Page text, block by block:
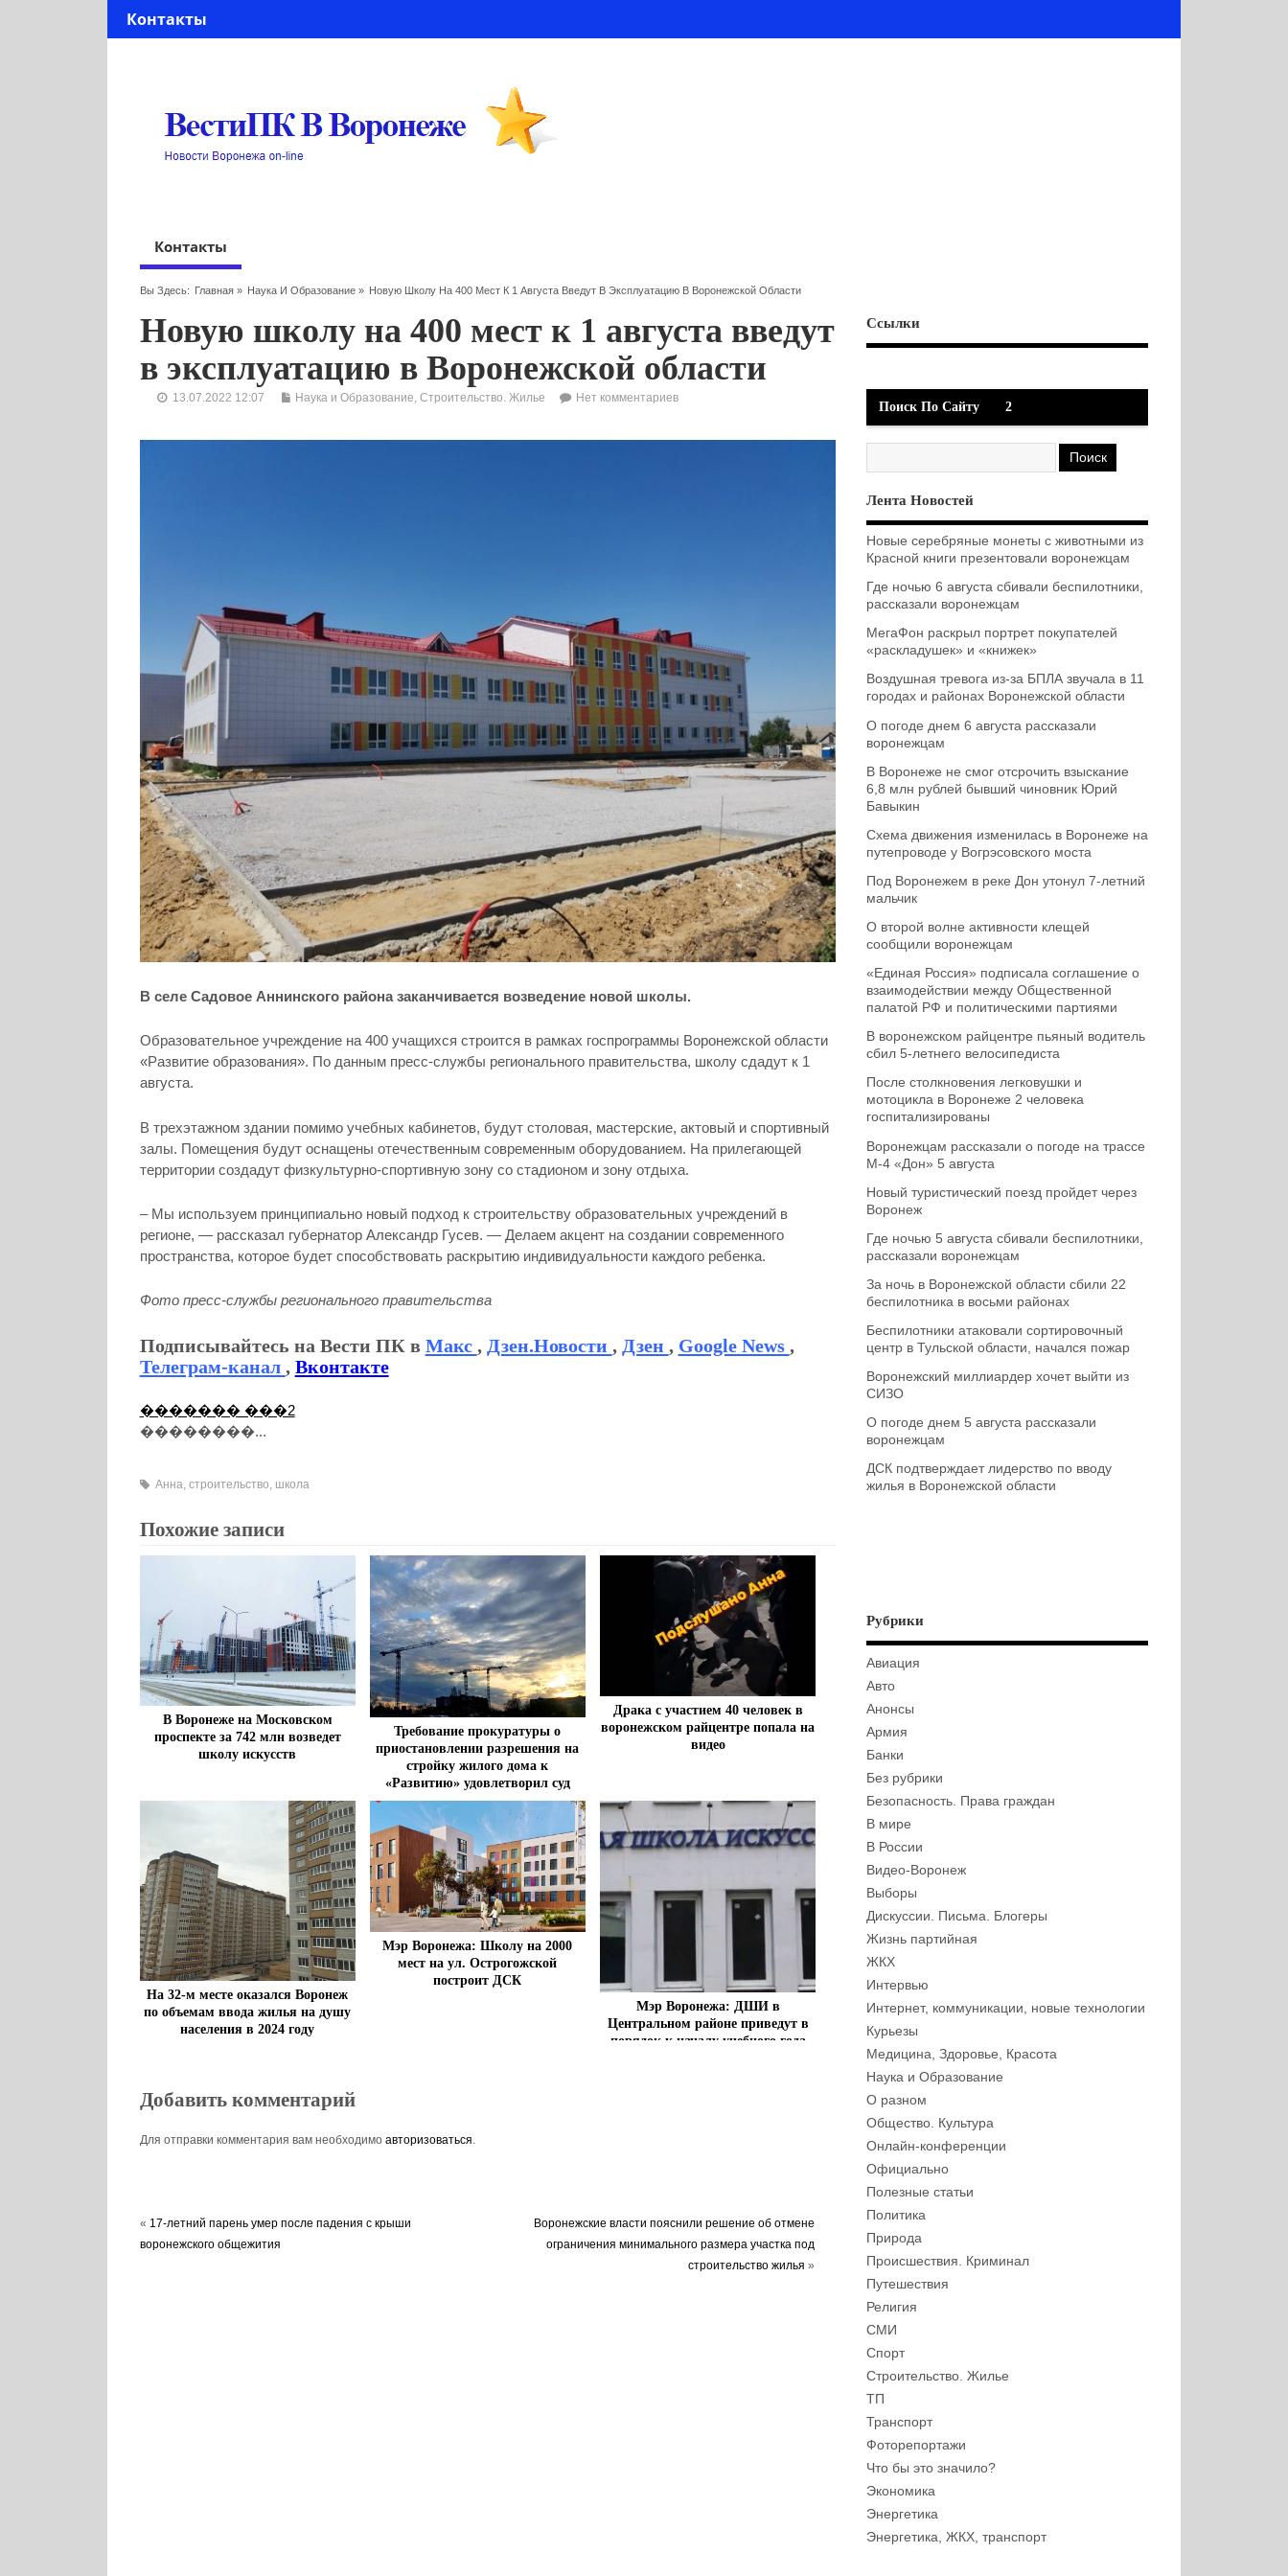
Контакты
Контакты
Вы Здесь: Главная» Наука И Образование » Новую Школу На 400 Мест К 1 Августа Введут В Эксплуатацию В Воронежской Области
Новую школу на 400 мест к 1 августа введут
в эксплуатацию в Воронежской области
13.07.2022 12:07 Наука и Образование, Строительство. Жилье Нет комментариев
В селе Садовое Аннинского района заканчивается возведение новой школы.
Образовательное учреждение на 400 учащихся строится в рамках госпрограммы Воронежской области
«Развитие образования». По данным пресс-службы регионального правительства, школу сдадут к 1
августа.
В трехэтажном здании помимо учебных кабинетов, будут столовая, мастерские, актовый и спортивный
залы. Помещения будут оснащены отечественным современным оборудованием. На прилегающей
территории создадут физкультурно-спортивную зону со стадионом и зону отдыха.
– Мы используем принципиально новый подход к строительству образовательных учреждений в
регионе, — рассказал губернатор Александр Гусев. — Делаем акцент на создании современного
пространства, которое будет способствовать раскрытию индивидуальности каждого ребенка.
Фото пресс-службы регионального правительства
Подписывайтесь на Вести ПК в Макс , Дзен.Новости , Дзен , Google News ,
Телеграм-канал , Вконтакте
������� ���2
��������...
Анна, строительство, школа
Похожие записи
В Воронеже на Московском
проспекте за 742 млн возведет
школу искусств
Требование прокуратуры о
приостановлении разрешения на
стройку жилого дома к
«Развитию» удовлетворил суд
Драка с участием 40 человек в
воронежском райцентре попала на
видео
На 32-м месте оказался Воронеж
по объемам ввода жилья на душу
населения в 2024 году
Мэр Воронежа: Школу на 2000
мест на ул. Острогожской
построит ДСК
Мэр Воронежа: ДШИ в
Центральном районе приведут в
порядок к началу учебного года
Добавить комментарий
Для отправки комментария вам необходимо авторизоваться
« 17-летний парень умер после падения с крыши
воронежского общежития
Воронежские власти пояснили решение об отмене
ограничения минимального размера участка под
строительство жилья »
Ссылки
Поиск По Сайту 2
Лента Новостей
Новые серебряные монеты с животными из
Красной книги презентовали воронежцам
Где ночью 6 августа сбивали беспилотники,
рассказали воронежцам
МегаФон раскрыл портрет покупателей
«раскладушек» и «книжек»
Воздушная тревога из-за БПЛА звучала в 11
городах и районах Воронежской области
О погоде днем 6 августа рассказали
воронежцам
В Воронеже не смог отсрочить взыскание
6,8 млн рублей бывший чиновник Юрий
Бавыкин
Схема движения изменилась в Воронеже на
путепроводе у Вогрэсовского моста
Под Воронежем в реке Дон утонул 7-летний
мальчик
О второй волне активности клещей
сообщили воронежцам
«Единая Россия» подписала соглашение о
взаимодействии между Общественной
палатой РФ и политическими партиями
В воронежском райцентре пьяный водитель
сбил 5-летнего велосипедиста
После столкновения легковушки и
мотоцикла в Воронеже 2 человека
госпитализированы
Воронежцам рассказали о погоде на трассе
М-4 «Дон» 5 августа
Новый туристический поезд пройдет через
Воронеж
Где ночью 5 августа сбивали беспилотники,
рассказали воронежцам
За ночь в Воронежской области сбили 22
беспилотника в восьми районах
Беспилотники атаковали сортировочный
центр в Тульской области, начался пожар
Воронежский миллиардер хочет выйти из
СИЗО
О погоде днем 5 августа рассказали
воронежцам
ДСК подтверждает лидерство по вводу
жилья в Воронежской области
Рубрики
Авиация
Авто
Анонсы
Армия
Банки
Без рубрики
Безопасность. Права граждан
В мире
В России
Видео-Воронеж
Выборы
Дискуссии. Письма. Блогеры
Жизнь партийная
ЖКХ
Интервью
Интернет, коммуникации, новые технологии
Курьезы
Медицина, Здоровье, Красота
Наука и Образование
О разном
Общество. Культура
Онлайн-конференции
Официально
Полезные статьи
Политика
Природа
Происшествия. Криминал
Путешествия
Религия
СМИ
Спорт
Строительство. Жилье
ТП
Транспорт
Фоторепортажи
Что бы это значило?
Экономика
Энергетика
Энергетика, ЖКХ, транспорт